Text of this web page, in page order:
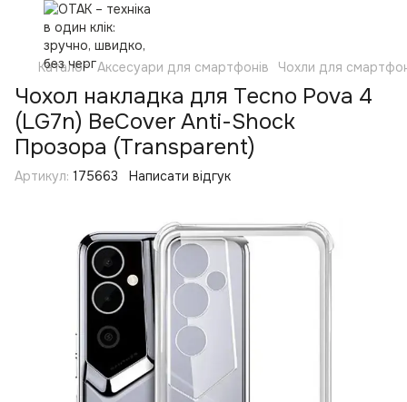
Каталог Аксесуари для смартфонів Чохли для
Чохол накладка для Tecno Pova 4
(LG7n) BeCover Anti-Shock
Прозора (Transparent)
Артикул: 175663 Написати відгук